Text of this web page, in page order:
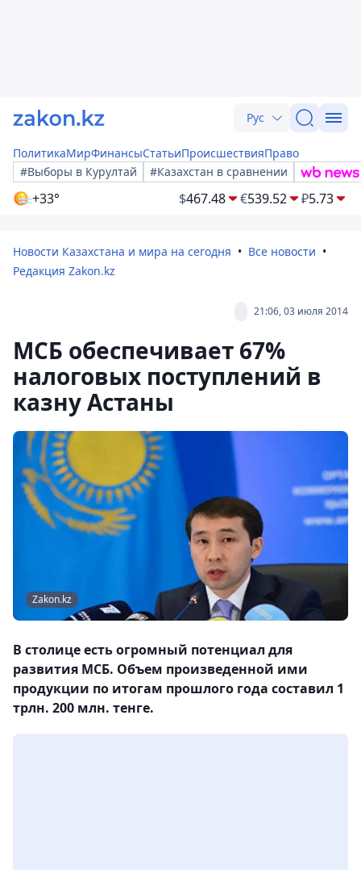
Рус
ПолитикаМирФинансыСтатьиПроисшествияПраво
#Выборы в Курултай
#Казахстан в сравнении
+33° $467.48 €539.52 ₽5.73
Новости Казахстана и мира на сегодня
Все новости
Редакция Zakon.kz
21:06, 03 июля 2014
МСБ обеспечивает 67%
налоговых поступлений в
казну Астаны
Zakon.kz
В столице есть огромный потенциал для
развития МСБ. Объем произведенной ими
продукции по итогам прошлого года составил 1
трлн. 200 млн. тенге.